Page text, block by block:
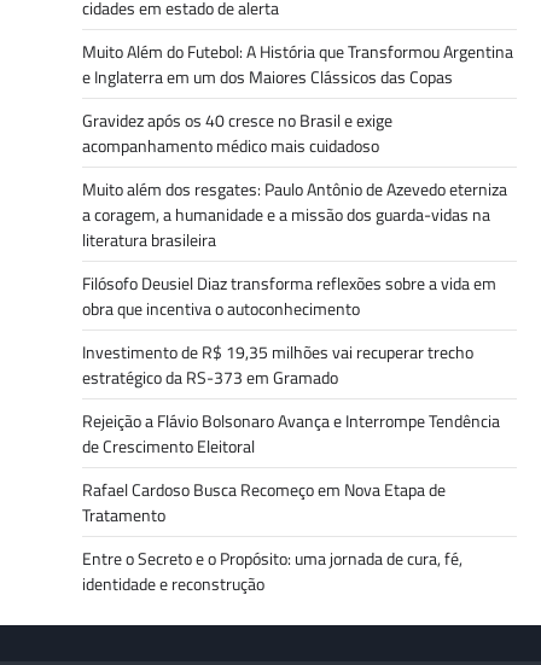
cidades em estado de alerta
Muito Além do Futebol: A História que Transformou Argentina
e Inglaterra em um dos Maiores Clássicos das Copas
Gravidez após os 40 cresce no Brasil e exige
acompanhamento médico mais cuidadoso
Muito além dos resgates: Paulo Antônio de Azevedo eterniza
a coragem, a humanidade e a missão dos guarda-vidas na
literatura brasileira
Filósofo Deusiel Diaz transforma reflexões sobre a vida em
obra que incentiva o autoconhecimento
Investimento de R$ 19,35 milhões vai recuperar trecho
estratégico da RS-373 em Gramado
Rejeição a Flávio Bolsonaro Avança e Interrompe Tendência
de Crescimento Eleitoral
Rafael Cardoso Busca Recomeço em Nova Etapa de
Tratamento
Entre o Secreto e o Propósito: uma jornada de cura, fé,
identidade e reconstrução